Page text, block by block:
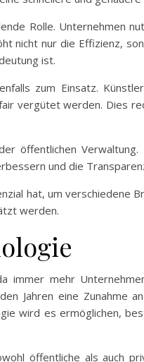
Rolle. Unternehmen
nicht nur die Effizienz,
ist.
zum Einsatz.
vergütet werden. Dies
öffentlichen
und die
hat, um verschiedene
werden.
immer mehr
Jahren eine Zunahme
wird es ermöglichen,
öffentliche als auch